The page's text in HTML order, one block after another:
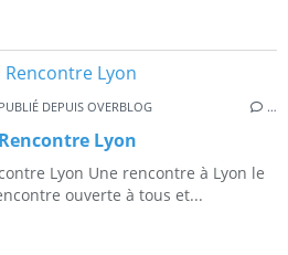
PUBLIÉ DEPUIS OVERBLOG …
Lyon
Lyon Une rencontre à Lyon le
ouverte à tous et...